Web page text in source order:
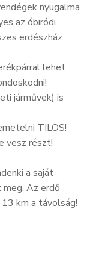
nyugalma
az óbiródi
erdészház
lehet
járművek) is
TILOS!
vesz részt!
a saját
Az erdő
km a távolság!